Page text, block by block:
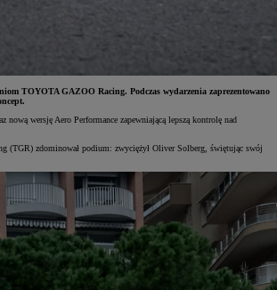
TOYOTA GAZOO Racing. Podczas wydarzenia zaprezentowano
wersję Aero Performance zapewniającą lepszą kontrolę nad
(TGR) zdominował podium: zwyciężył Oliver Solberg, świętując swój